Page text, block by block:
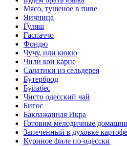
Мясо, тушеное в пиве
Яичница
Гуляш
Гаспаччо
Фондю
Чучу, или кюкю
Чили кон карне
Салатики из сельдерея
Бутерброд
Буйабес
Чисто одесский чай
Бигос
Баклажанная Икра
Готовим мелодичные
Запеченный в духовке
Куриное филе по-одесски